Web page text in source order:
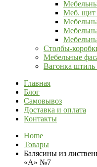
Меб. щит
Столбы-
Мебельные
Вагонка штиль
Главная
Блог
Самовывоз
Доставка и оплата
Контакты
Home
Товары
Балясины из
«А» №7